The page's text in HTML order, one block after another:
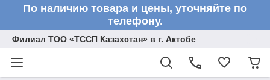
По наличию товара и цены, уточняйте по
телефону.
Филиал ТОО «ТССП Казахстан» в г. Актобе